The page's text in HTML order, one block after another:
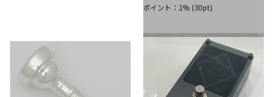
ポイント：1% (30pt)